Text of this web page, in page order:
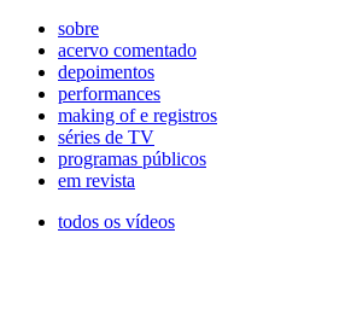
sobre
acervo comentado
depoimentos
performances
making of e registros
séries de TV
programas públicos
em revista
todos os vídeos